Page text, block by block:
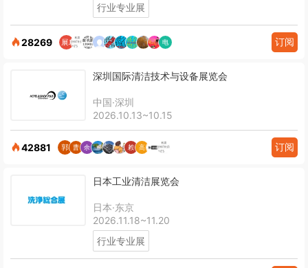
行业专业展
28269 订阅
深圳国际清洁技术与设备展览会
中国·深圳
2026.10.13~10.15
42881 订阅
日本工业清洁展览会
日本·东京
2026.11.18~11.20
行业专业展